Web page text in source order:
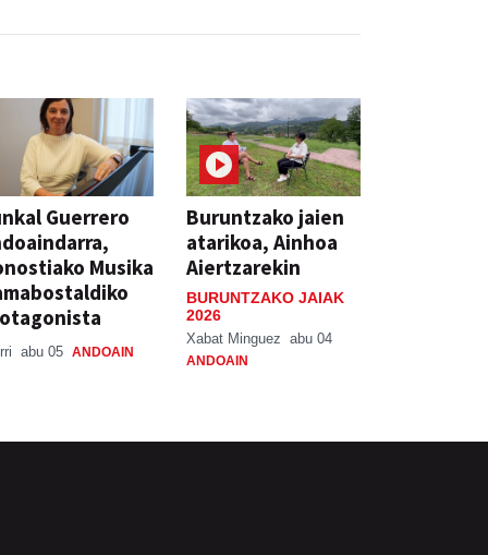
Guerrero
Musika
abu 05 ANDOAIN
Buruntzako jaien
atarikoa, Ainhoa
Aiertzarekin
BURUNTZAKO JAIAK
2026
Xabat Minguez abu 04
ANDOAIN